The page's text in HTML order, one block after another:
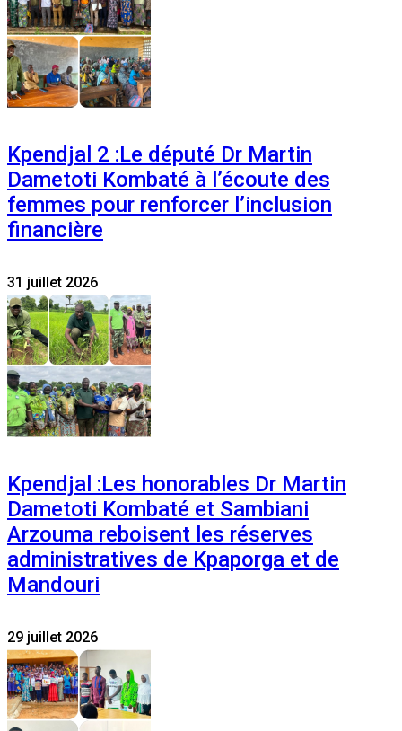
Kpendjal 2 :Le député Dr Martin
Dametoti Kombaté à l’écoute des
femmes pour renforcer l’inclusion
financière
31 juillet 2026
Kpendjal :Les honorables Dr Martin
Dametoti Kombaté et Sambiani
Arzouma reboisent les réserves
administratives de Kpaporga et de
Mandouri
29 juillet 2026